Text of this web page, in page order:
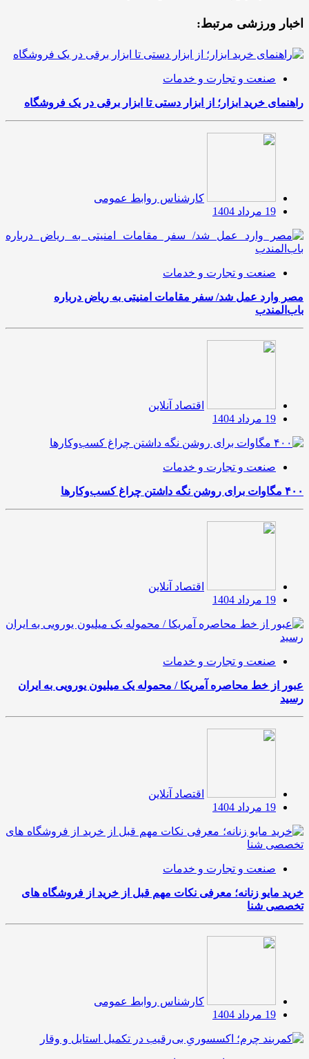
اخبار ورزشی مرتبط:
صنعت و تجارت و خدمات
راهنمای خرید ابزار؛ از ابزار دستی تا ابزار برقی در یک فروشگاه
کارشناس روابط عمومی
19 مرداد 1404
صنعت و تجارت و خدمات
مصر وارد عمل شد/ سفر مقامات امنیتی به ریاض درباره
باب‌المندب
اقتصاد آنلاین
19 مرداد 1404
صنعت و تجارت و خدمات
۴۰۰ مگاوات برای روشن نگه داشتن چراغ کسب‌وکار‌ها
اقتصاد آنلاین
19 مرداد 1404
صنعت و تجارت و خدمات
عبور از خط محاصره آمریکا / محموله یک میلیون یورویی به ایران
رسید
اقتصاد آنلاین
19 مرداد 1404
صنعت و تجارت و خدمات
خرید مایو زنانه؛ معرفی نکات مهم قبل از خرید از فروشگاه های
تخصصی شنا
کارشناس روابط عمومی
19 مرداد 1404